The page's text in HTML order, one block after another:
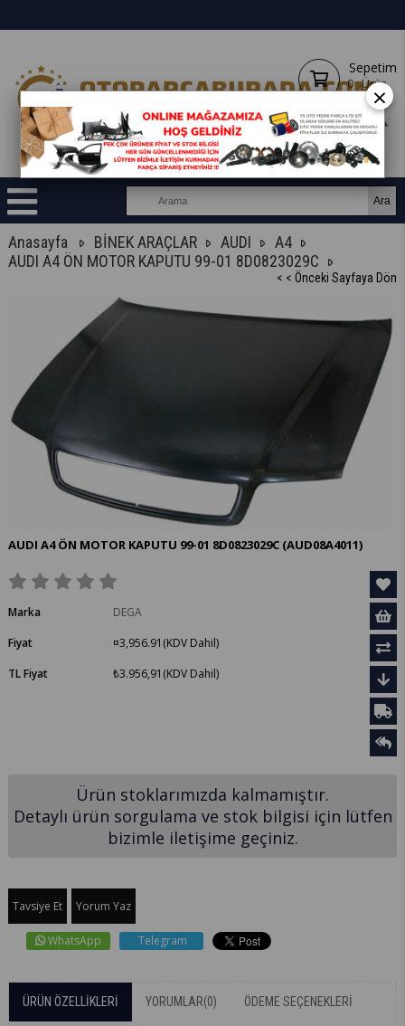
Sepetim
0 Ürün
Anasayfa BİNEK ARAÇLAR AUDI
A4
AUDI A4 ÖN MOTOR KAPUTU 99-01 8D0823029C
< < Önceki Sayfaya Dön
AUDI A4 ÖN MOTOR KAPUTU 99-01 8D0823029C (AUD08A4011)
Marka
DEGA
Fiyat
¤3,956.91 (KDV Dahil)
TL Fiyat
₺3.956,91 (KDV Dahil)
Ürün stoklarımızda kalmamıştır.
Detaylı ürün sorgulama ve stok bilgisi için lütfen
bizimle iletişime geçiniz.
Tavsiye Et Yorum Yaz
WhatsApp Telegram
ÜRÜN ÖZELLIKLERI YORUMLAR(0) ÖDEME SEÇENEKLERI
×